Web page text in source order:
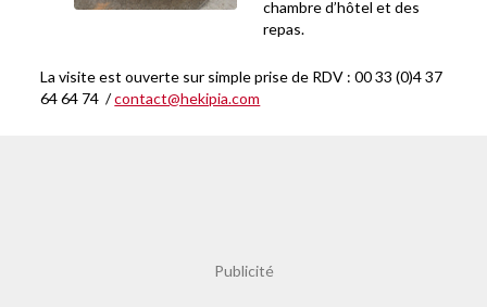
chambre d’hôtel et des
repas.
La visite est ouverte sur simple prise de RDV : 00 33 (0)4 37
64 64 74 /contact@hekipia.com